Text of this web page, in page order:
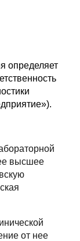
определяет
высшее
от нее